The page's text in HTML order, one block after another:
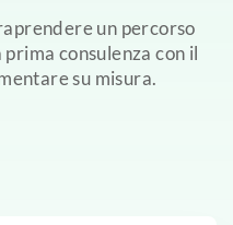
un percorso
consulenza con il
su misura.